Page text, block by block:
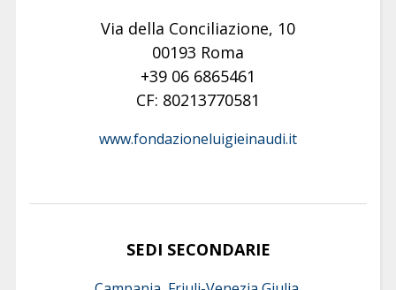
Via della Conciliazione, 10
00193 Roma
+39 06 6865461
CF: 80213770581
www.fondazioneluigieinaudi.it
SEDI SECONDARIE